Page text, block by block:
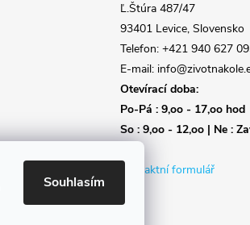
Souhlasím
Ľ.Štúra 487/47
93401 Levice, Slovensko
Telefon: +421 940 627
E-mail:
Otevírací doba:
Po-Pá : 9,oo - 17,oo hod
So : 9,oo - 12,oo | Ne :
Kontaktní formulář